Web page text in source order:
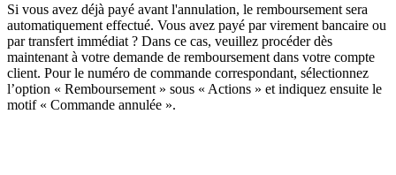
Si vous avez déjà payé avant l'annulation, le remboursement sera
automatiquement effectué. Vous avez payé par virement bancaire ou
par transfert immédiat ? Dans ce cas, veuillez procéder dès
maintenant à votre demande de remboursement dans votre compte
client. Pour le numéro de commande correspondant, sélectionnez
l’option « Remboursement » sous « Actions » et indiquez ensuite le
motif « Commande annulée ».